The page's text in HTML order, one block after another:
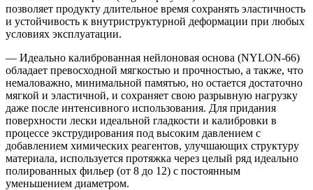
позволяет продукту длительное время сохранять эластичность
и устойчивость к внутриструктурной деформации при любых
условиях эксплуатации.
— Идеально калиброванная нейлоновая основа (NYLON-66)
обладает превосходной мягкостью и прочностью, а также, что
немаловажно, минимальной памятью, но остается достаточно
мягкой и эластичной, и сохраняет свою разрывную нагрузку
даже после интенсивного использования. Для придания
поверхности лески идеальной гладкости и калибровки в
процессе экструдирования под высоким давлением с
добавлением химических реагентов, улучшающих структуру
материала, используется протяжка через целый ряд идеально
полированных фильер (от 8 до 12) с постоянным
уменьшением диаметром.